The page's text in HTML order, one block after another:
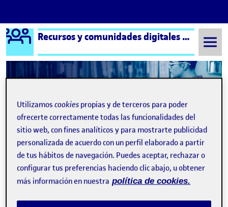
Saltar al contenido
Logo Ágora Recursos y comunidades digitales aula 3
Semestre 20211 - Aula 3 ¡Bienvenidos y bienvenidas!
Navegación de entradas
Siguiente
Utilizamoscookies propias y de terceros para poder
ofrecerte correctamente todas las funcionalidades del
sitio web, con fines analíticos y para mostrarte publicidad
personalizada de acuerdo con un perfil elaborado a partir
de tus hábitos de navegación. Puedes aceptar, rechazar o
configurar tus preferencias haciendo clic abajo, u obtener
más información en nuestra política de cookies.